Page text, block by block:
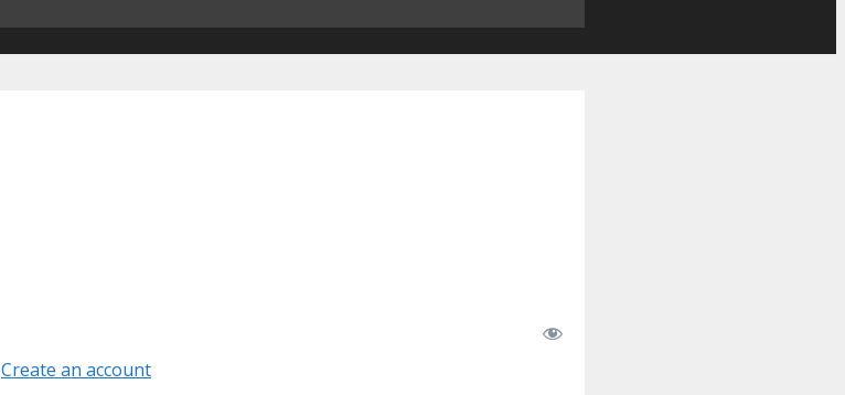
Create an account